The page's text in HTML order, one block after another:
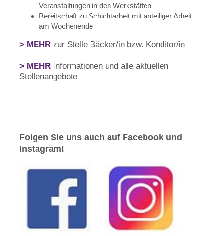
Veranstaltungen in den Werkstätten
Bereitschaft zu Schichtarbeit mit anteiliger Arbeit
am Wochenende
> MEHR zur Stelle Bäcker/in bzw. Konditor/in
> MEHR Informationen und alle aktuellen
Stellenangebote
Folgen Sie uns auch auf Facebook und
Instagram!